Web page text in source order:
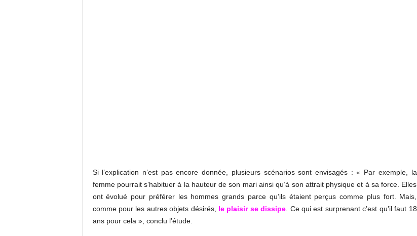
Si l’explication n’est pas encore donnée, plusieurs scénarios sont envisagés : « Par exemple, la
femme pourrait s’habituer à la hauteur de son mari ainsi qu’à son attrait physique et à sa force. Elles
ont évolué pour préférer les hommes grands parce qu’ils étaient perçus comme plus fort. Mais,
comme pour les autres objets désirés, le plaisir se dissipe . Ce qui est surprenant c’est qu’il faut 18
ans pour cela », conclu l’étude.